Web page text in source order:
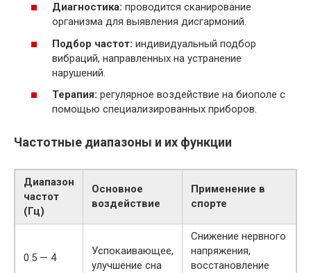
Диагностика: проводится сканирование
организма для выявления дисгармоний.
Подбор частот: индивидуальный подбор
вибраций, направленных на устранение
нарушений.
Терапия: регулярное воздействие на биополе с
помощью специализированных приборов.
Частотные диапазоны и их функции
Диапазон
частот
(Гц)
Основное
воздействие
Применение в
спорте
0.5 — 4
Успокаивающее,
улучшение сна
Снижение нервного
напряжения,
восстановление